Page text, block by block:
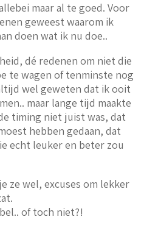
maar al te goed. Voor
geweest waarom ik
doen wat ik nu doe..
dé redenen om niet die
te wagen of tenminste nog
wel geweten dat ik ooit
maar lange tijd maakte
timing niet juist was, dat
hebben gedaan, dat
echt leuker en beter zou
ze wel, excuses om lekker
of toch niet?!